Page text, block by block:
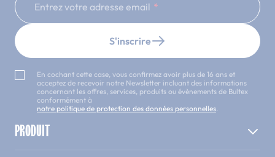
Entrez votre adresse email
S'inscrire
En cochant cette case, vous confirmez avoir plus de 16 ans et
acceptez de recevoir notre Newsletter incluant des informations
concernant les offres, services, produits ou évènements de Bultex
conformément à
notre politique de protection des données personnelles.
PRODUIT